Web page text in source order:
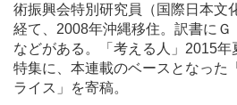
術振興会特別研究員（国際日本文
経て、2008年沖縄移住。訳書にＧ
などがある。「考える人」2015年
特集に、本連載のベースとなっ
ライス」を寄稿。